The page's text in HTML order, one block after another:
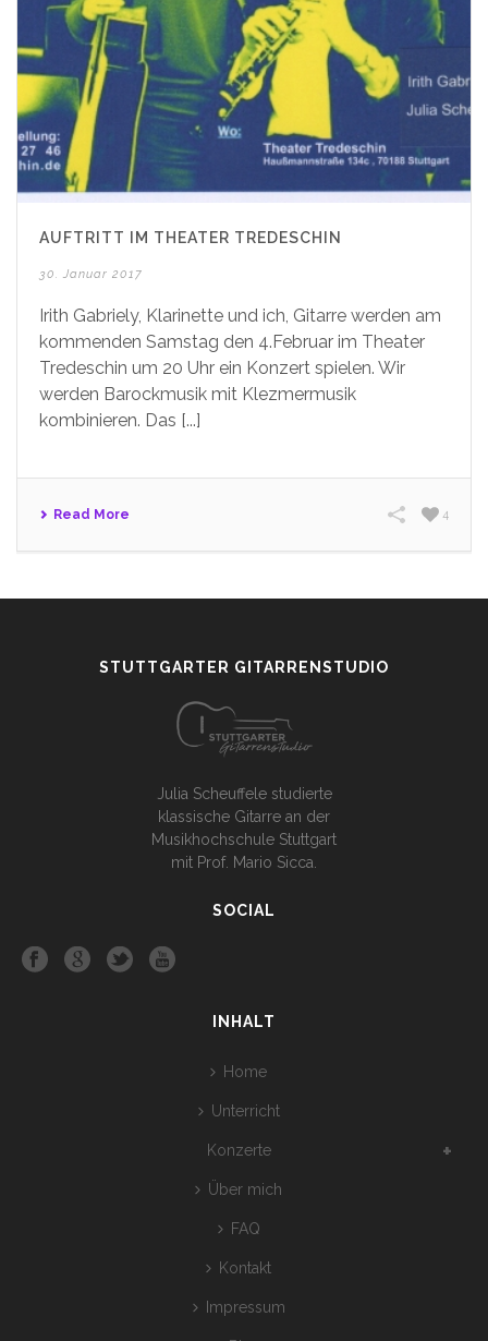
AUFTRITT IM THEATER TREDESCHIN
30. Januar 2017
Irith Gabriely, Klarinette und ich, Gitarre werden am
kommenden Samstag den 4.Februar im Theater
Tredeschin um 20 Uhr ein Konzert spielen. Wir
werden Barockmusik mit Klezmermusik
kombinieren. Das [...]
Read More 4
STUTTGARTER GITARRENSTUDIO
Julia Scheuffele studierte
klassische Gitarre an der
Musikhochschule Stuttgart
mit Prof. Mario Sicca.
SOCIAL
INHALT
Home
Unterricht
Konzerte
Über mich
FAQ
Kontakt
Impressum